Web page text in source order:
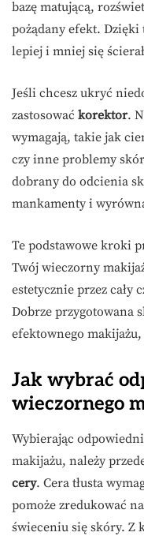
bazę matującą,
pożądany efekt. Dzięki
lepiej i mniej się
Jeśli chcesz ukryć
zastosować korektor.
wymagają, takie jak
czy inne problemy
dobrany do odcienia
mankamenty i
Te podstawowe kroki
Twój wieczorny
estetycznie przez cały
Dobrze przygotowana
efektownego
Jak wybrać
wieczornego
Wybierając
makijażu, należy
cery. Cera tłusta
pomoże zredukować
świeceniu się skóry. Z